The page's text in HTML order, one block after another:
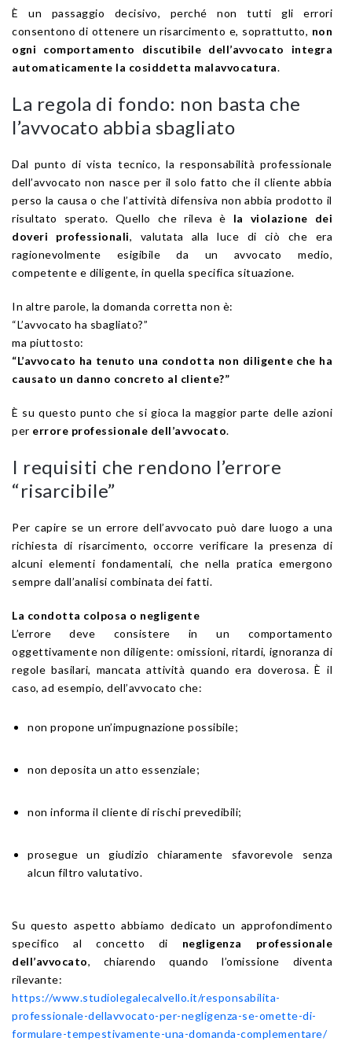
È un passaggio decisivo, perché non tutti gli errori
consentono di ottenere un risarcimento e, soprattutto, non
ogni comportamento discutibile dell’avvocato integra
automaticamente la cosiddetta malavvocatura.
La regola di fondo: non basta che
l’avvocato abbia sbagliato
Dal punto di vista tecnico, la responsabilità professionale
dell’avvocato non nasce per il solo fatto che il cliente abbia
perso la causa o che l’attività difensiva non abbia prodotto il
risultato sperato. Quello che rileva è la violazione dei
doveri professionali, valutata alla luce di ciò che era
ragionevolmente esigibile da un avvocato medio,
competente e diligente, in quella specifica situazione.
In altre parole, la domanda corretta non è:
“L’avvocato ha sbagliato?”
ma piuttosto:
“L’avvocato ha tenuto una condotta non diligente che ha
causato un danno concreto al cliente?”
È su questo punto che si gioca la maggior parte delle azioni
per errore professionale dell’avvocato.
I requisiti che rendono l’errore
“risarcibile”
Per capire se un errore dell’avvocato può dare luogo a una
richiesta di risarcimento, occorre verificare la presenza di
alcuni elementi fondamentali, che nella pratica emergono
sempre dall’analisi combinata dei fatti.
La condotta colposa o negligente
L’errore deve consistere in un comportamento
oggettivamente non diligente: omissioni, ritardi, ignoranza di
regole basilari, mancata attività quando era doverosa. È il
caso, ad esempio, dell’avvocato che:
non propone un’impugnazione possibile;
non deposita un atto essenziale;
non informa il cliente di rischi prevedibili;
prosegue un giudizio chiaramente sfavorevole senza
alcun filtro valutativo.
Su questo aspetto abbiamo dedicato un approfondimento
specifico al concetto di negligenza professionale
dell’avvocato, chiarendo quando l’omissione diventa
rilevante:
https://www.studiolegalecalvello.it/responsabilita-
professionale-dellavvocato-per-negligenza-se-omette-di-
formulare-tempestivamente-una-domanda-complementare/